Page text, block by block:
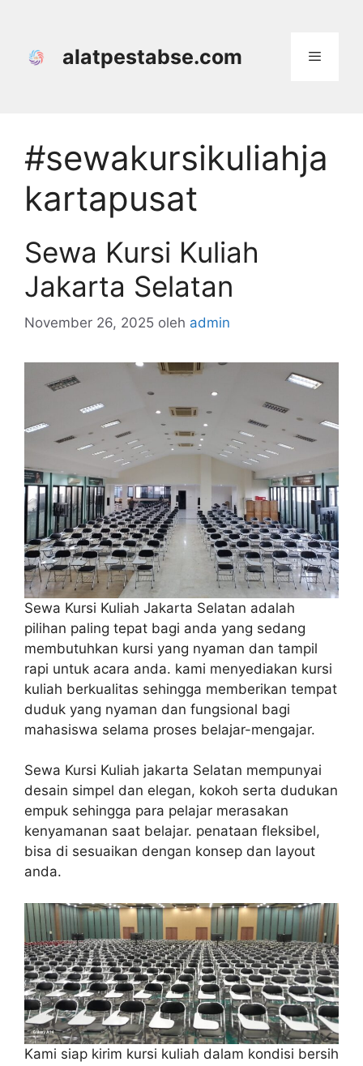
alatpestabse.com
#sewakursikuliahja
kartapusat
Sewa Kursi Kuliah
Jakarta Selatan
November 26, 2025 oleh admin
Sewa Kursi Kuliah Jakarta Selatan adalah
pilihan paling tepat bagi anda yang sedang
membutuhkan kursi yang nyaman dan tampil
rapi untuk acara anda. kami menyediakan kursi
kuliah berkualitas sehingga memberikan tempat
duduk yang nyaman dan fungsional bagi
mahasiswa selama proses belajar-mengajar.
Sewa Kursi Kuliah jakarta Selatan mempunyai
desain simpel dan elegan, kokoh serta dudukan
empuk sehingga para pelajar merasakan
kenyamanan saat belajar. penataan fleksibel,
bisa di sesuaikan dengan konsep dan layout
anda.
Kami siap kirim kursi kuliah dalam kondisi bersih